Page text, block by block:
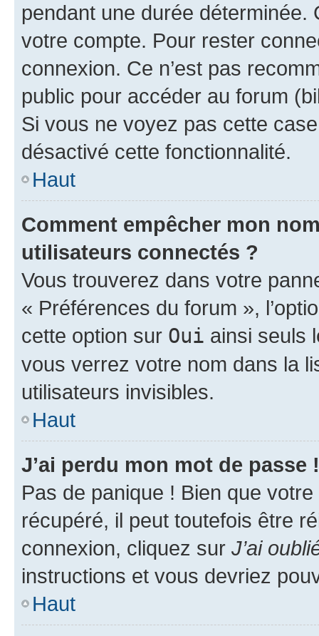
pendant une durée déterminée.
votre compte. Pour rester
connexion. Ce n’est pas
public pour accéder au forum
Si vous ne voyez pas cette
désactivé cette fonctionnalité.
Haut
Comment empêcher mon
utilisateurs connectés ?
Vous trouverez dans votre
« Préférences du forum »,
cette option sur Oui ainsi seuls
vous verrez votre nom dans la
utilisateurs invisibles.
Haut
J’ai perdu mon mot de passe !
Pas de panique ! Bien que
récupéré, il peut toutefois être
connexion, cliquez sur J’ai
instructions et vous devriez
Haut